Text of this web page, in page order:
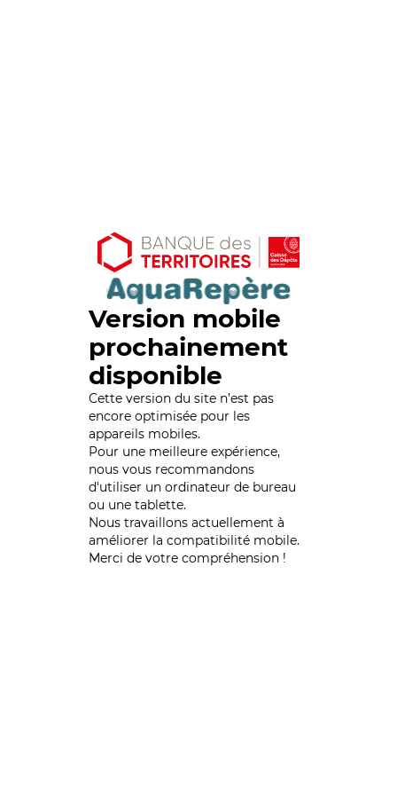
Version mobile
prochainement
disponible
Cette version du site n’est pas
encore optimisée pour les
appareils mobiles.
Pour une meilleure expérience,
nous vous recommandons
d'utiliser un ordinateur de bureau
ou une tablette.
Nous travaillons actuellement à
améliorer la compatibilité mobile.
Merci de votre compréhension !